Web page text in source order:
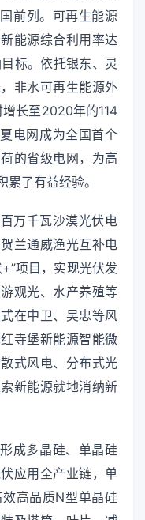
前列。可再生能源
能源综合利用率达
标。依托银东、灵
非水可再生能源外
长至2020年的114
电网成为全国首个
的省级电网，为高
了有益经验。
万千瓦沙漠光伏电
兰通威渔光互补电
项目，实现光伏发
观光、水产养殖等
在中卫、吴忠等风
寺堡新能源智能微
式风电、分布式光
新能源就地消纳新
成多晶硅、单晶硅
应用全产业链，单
高品质N型单晶硅